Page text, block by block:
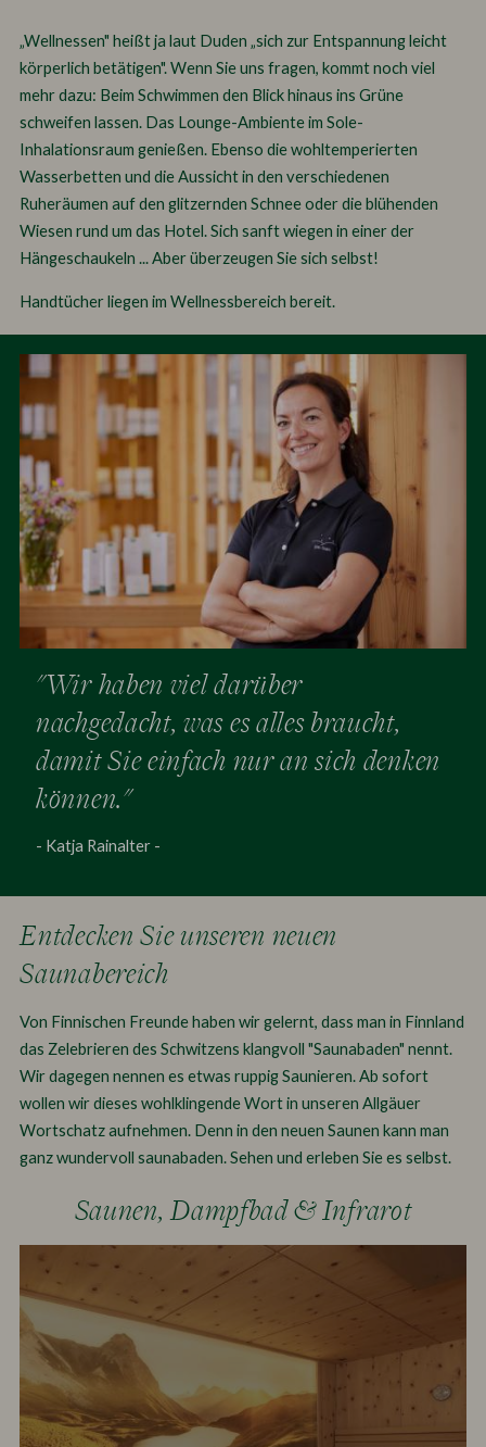
„Wellnessen" heißt ja laut Duden „sich zur Entspannung leicht
körperlich betätigen". Wenn Sie uns fragen, kommt noch viel
mehr dazu: Beim Schwimmen den Blick hinaus ins Grüne
schweifen lassen. Das Lounge-Ambiente im Sole-
Inhalationsraum genießen. Ebenso die wohltemperierten
Wasserbetten und die Aussicht in den verschiedenen
Ruheräumen auf den glitzernden Schnee oder die blühenden
Wiesen rund um das Hotel. Sich sanft wiegen in einer der
Hängeschaukeln ... Aber überzeugen Sie sich selbst!
Handtücher liegen im Wellnessbereich bereit.
"Wir haben viel darüber
nachgedacht, was es alles braucht,
damit Sie einfach nur an sich denken
können."
- Katja Rainalter -
Entdecken Sie unseren neuen
Saunabereich
Von Finnischen Freunde haben wir gelernt, dass man in Finnland
das Zelebrieren des Schwitzens klangvoll "Saunabaden" nennt.
Wir dagegen nennen es etwas ruppig Saunieren. Ab sofort
wollen wir dieses wohlklingende Wort in unseren Allgäuer
Wortschatz aufnehmen. Denn in den neuen Saunen kann man
ganz wundervoll saunabaden. Sehen und erleben Sie es selbst.
Saunen, Dampfbad & Infrarot